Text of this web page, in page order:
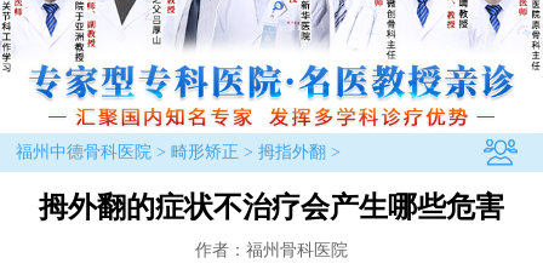
福州中德骨科医院> 畸形矫正 > 拇指外翻 >
拇外翻的症状不治疗会产生哪些危害
作者：福州骨科医院